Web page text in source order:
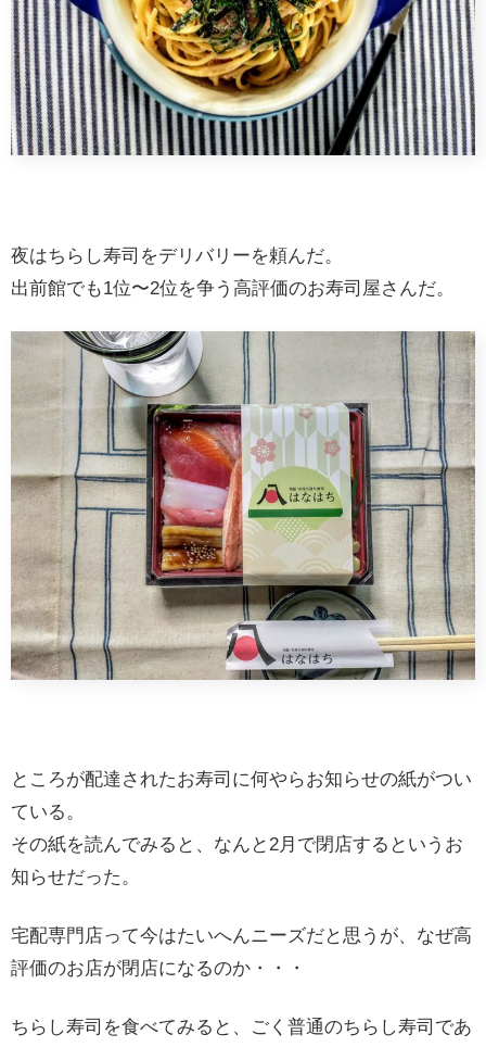
夜はちらし寿司をデリバリーを頼んだ。
出前館でも1位〜2位を争う高評価のお寿司屋さんだ。
ところが配達されたお寿司に何やらお知らせの紙がつい
ている。
その紙を読んでみると、なんと2月で閉店するというお
知らせだった。
宅配専門店って今はたいへんニーズだと思うが、なぜ高
評価のお店が閉店になるのか・・・
ちらし寿司を食べてみると、ごく普通のちらし寿司であ